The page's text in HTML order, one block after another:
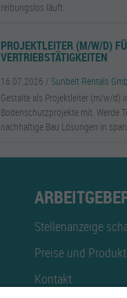
reibungslos läuft.
PROJEKTLEITER (M/W/D)
ERTRIEBSTÄTIGKEITEN
16.07.2026 / Sunbelt Rentals
Gestalte als Projektleiter (m/w/d)
Bodenschutzprojekte mit. Werde
nachhaltige Bau Lösungen in
Stellenanzeige
Preise und
Kontakt